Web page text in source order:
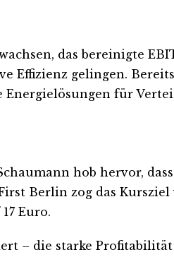
das bereinigte
gelingen.
für
hob hervor,
Berlin zog das Kursziel
Euro.
– die starke